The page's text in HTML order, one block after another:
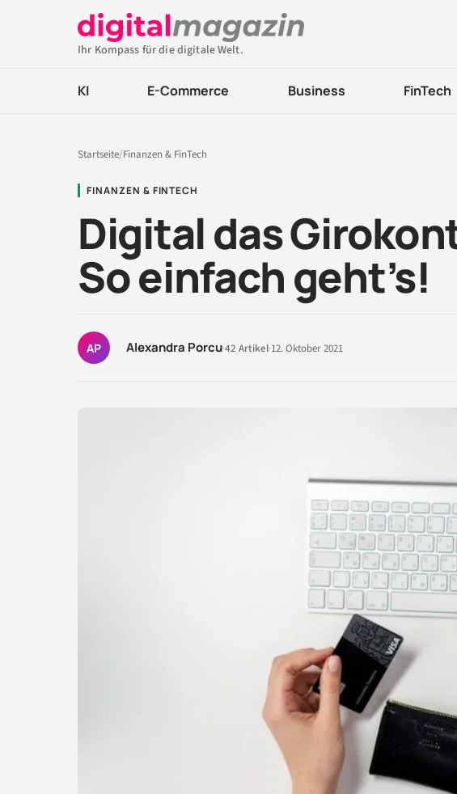
Ihr Kompass für die digitale Welt.
KI E-Commerce Business FinTech
Startseite/Finanzen & FinTech
FINANZEN & FINTECH
Digital das
So einfach geht’s!
AP Alexandra Porcu·42 Artikel·12. Oktober 2021